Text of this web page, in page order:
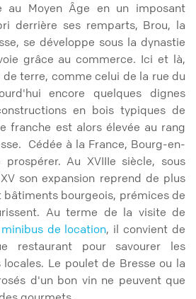
au Moyen Âge en un imposant
derrière ses remparts, Brou, la
se développe sous la dynastie
grâce au commerce. Ici et là,
terre, comme celui de la rue du
encore quelques dignes
en bois typiques de
franche est alors élevée au rang
Cédée à la France, Bourg-en-
Au XVIIIe siècle, sous
son expansion reprend de plus
bâtiments bourgeois, prémices de
Au terme de la visite de
minibus de location, il convient de
restaurant pour savourer les
Le poulet de Bresse ou la
d'un bon vin ne peuvent que